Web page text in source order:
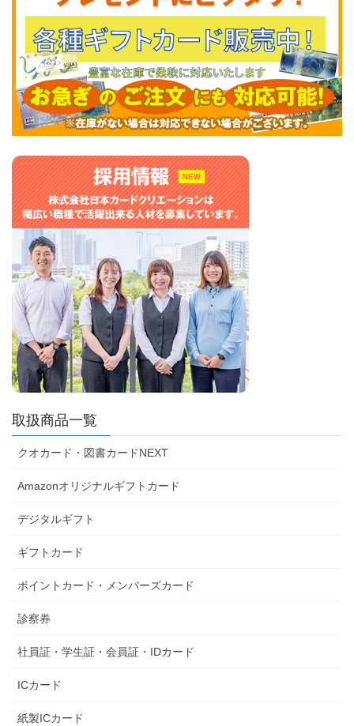
取扱商品一覧
クオカード・図書カードNEXT
Amazonオリジナルギフトカード
デジタルギフト
ギフトカード
ポイントカード・メンバーズカード
診察券
社員証・学生証・会員証・IDカード
ICカード
紙製ICカード